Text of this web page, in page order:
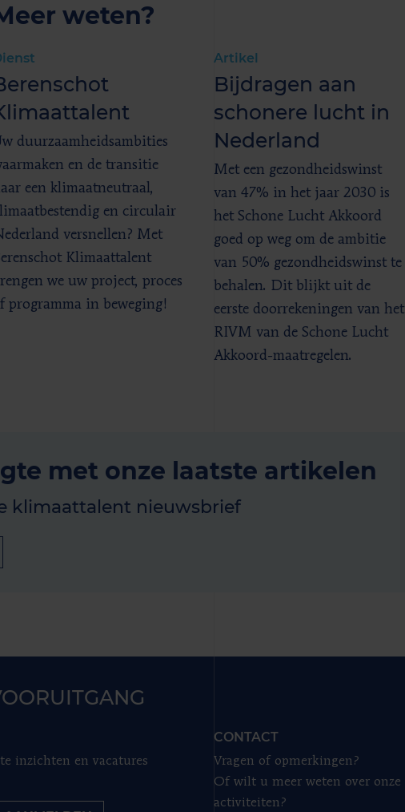
weten?
duurzaamheidsambities
en de transitie
een klimaatneutraal,
en circulair
versnellen? Met
Klimaattalent
we uw project, proces
programma in beweging!
Artikel
Bijdragen aan
schonere lucht in
Nederland
Met een gezondheidswinst
van 47% in het jaar 2030 is
het Schone Lucht Akkoord
goed op weg om de ambitie
van 50% gezondheidswinst te
behalen. Dit blijkt uit de
eerste doorrekeningen van het
RIVM van de Schone Lucht
Akkoord-maatregelen.
met onze laatste artikelen
klimaattalent nieuwsbrief
inzichten en vacatures
CONTACT
Vragen of opmerkingen?
Of wilt u meer weten over onze
activiteiten?